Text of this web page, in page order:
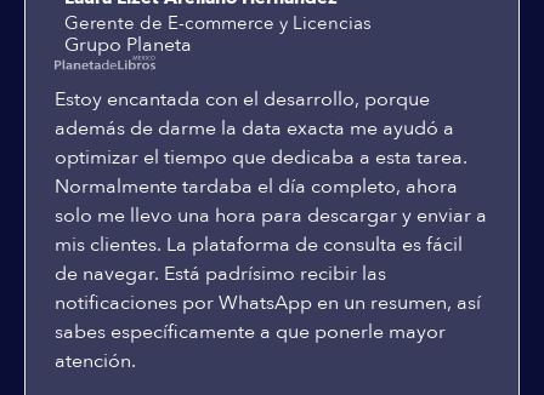
Gerente de E-commerce y Licencias
Grupo Planeta
Estoy encantada con el desarrollo, porque
además de darme la data exacta me ayudó a
optimizar el tiempo que dedicaba a esta tarea.
Normalmente tardaba el día completo, ahora
solo me llevo una hora para descargar y enviar a
mis clientes. La plataforma de consulta es fácil
de navegar. Está padrísimo recibir las
notificaciones por WhatsApp en un resumen, así
sabes específicamente a que ponerle mayor
atención.